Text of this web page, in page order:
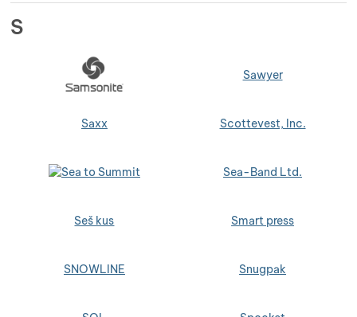
S
Sawyer
Saxx Scottevest, Inc.
Sea-Band Ltd.
Seš kus Smart press
SNOWLINE Snugpak